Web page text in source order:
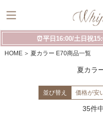
⏰平日16:00/土日祝
HOME 夏カラー E70商品一覧
夏カラ
並び替え 価格が安
35件中